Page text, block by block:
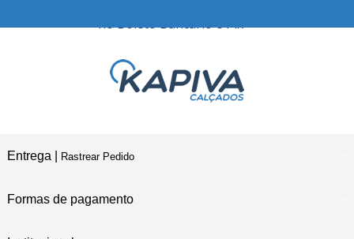
no Boleto Bancário e Pix
Entrega | Rastrear Pedido
Formas de pagamento